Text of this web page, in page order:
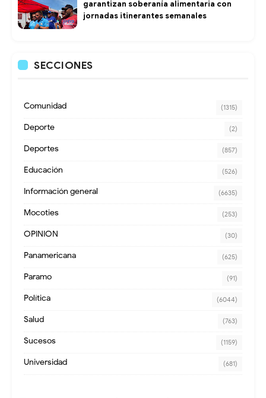
garantizan soberanía alimentaria con
jornadas itinerantes semanales
SECCIONES
Comunidad (1315)
Deporte (2)
Deportes (857)
Educación (526)
Información general (6635)
Mocoties (253)
OPINION (30)
Panamericana (625)
Paramo (91)
Política (6044)
Salud (763)
Sucesos (1159)
Universidad (681)